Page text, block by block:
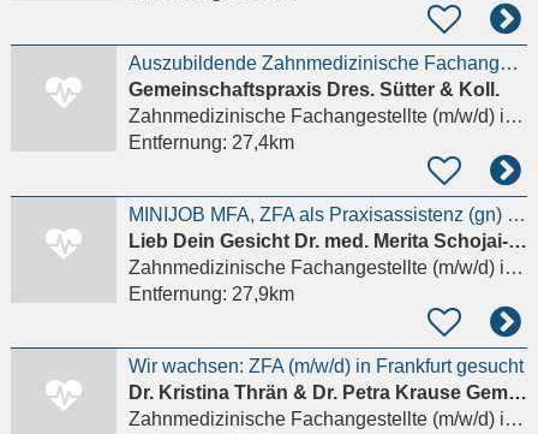
Auszubildende Zahnmedizinische Fachangestellte/ZfA (m / w / d)
Gemeinschaftspraxis Dres. Sütter & Koll.
Zahnmedizinische Fachangestellte (m/w/d)in Eppstein
Entfernung: 27,4km
MINIJOB MFA, ZFA als Praxisassistenz (gn) für Ästhetische Medizin
Lieb Dein Gesicht Dr. med. Merita Schojai-Schultz und Dr. med. Dascha Berek
Zahnmedizinische Fachangestellte (m/w/d)in Frankfurt am Main, Sachsenhausen
Entfernung: 27,9km
Wir wachsen: ZFA (m/w/d) in Frankfurt gesucht
Dr. Kristina Thrän & Dr. Petra Krause Gemeinschaftspraxis
Zahnmedizinische Fachangestellte (m/w/d)in Frankfurt am Main